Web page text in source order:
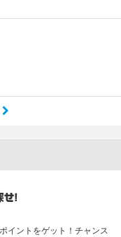
イントをゲット！チャンス